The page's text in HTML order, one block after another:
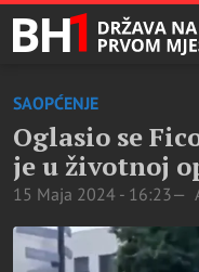
SAOPĆENJE
Oglasio se
je u životnoj
15 Maja 2024 - 16:23